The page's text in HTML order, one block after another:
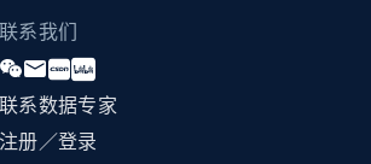
联系我们
联系数据专家
注册／登录